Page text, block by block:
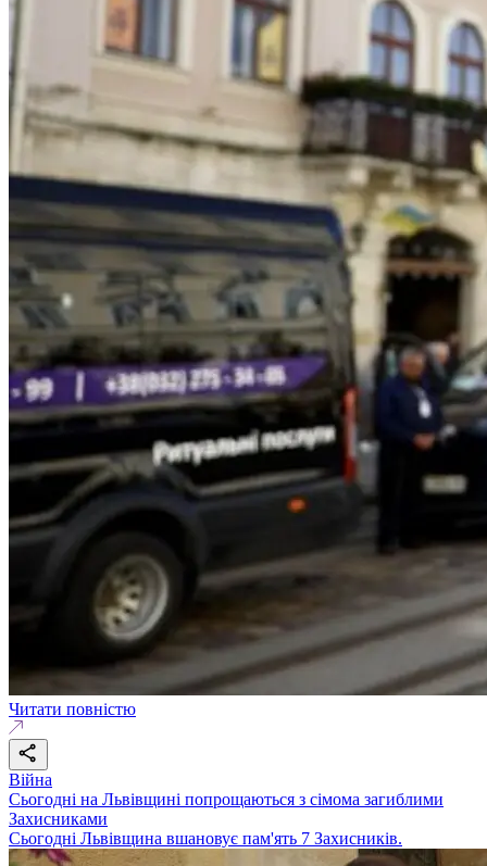
Читати повністю
Війна
Сьогодні на Львівщині попрощаються з сімома загиблими
Захисниками
Сьогодні Львівщина вшановує пам'ять 7 Захисників.